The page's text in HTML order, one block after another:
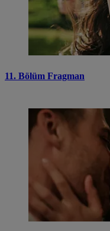
11. Bölüm Fragman